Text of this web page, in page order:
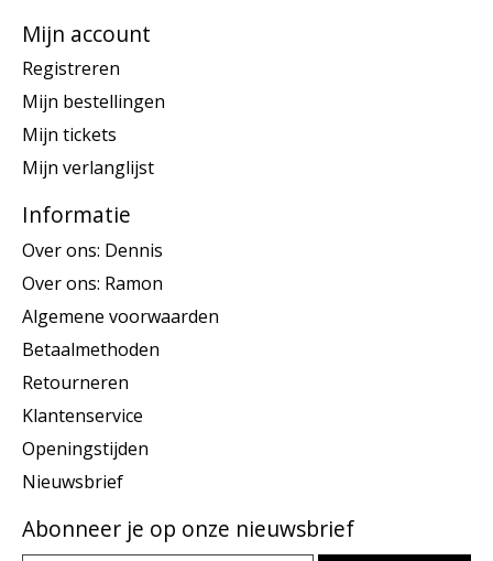
Mijn account
Registreren
Mijn bestellingen
Mijn tickets
Mijn verlanglijst
Informatie
Over ons: Dennis
Over ons: Ramon
Algemene voorwaarden
Betaalmethoden
Retourneren
Klantenservice
Openingstijden
Nieuwsbrief
Abonneer je op onze nieuwsbrief